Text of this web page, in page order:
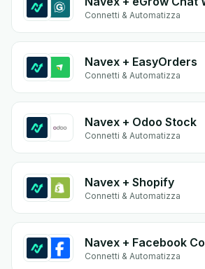
Connetti & Automatizza
Navex + EasyOrders
Connetti & Automatizza
Navex + Odoo Stock
Connetti & Automatizza
Navex + Shopify
Connetti & Automatizza
Navex + Facebook
Connetti & Automatizza